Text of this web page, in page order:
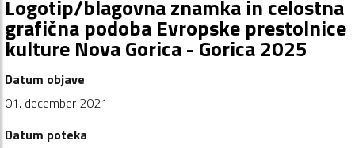
Logotip/blagovna znamka in celostna
grafična podoba Evropske prestolnice
kulture Nova Gorica - Gorica 2025
Datum objave
01. december 2021
Datum poteka